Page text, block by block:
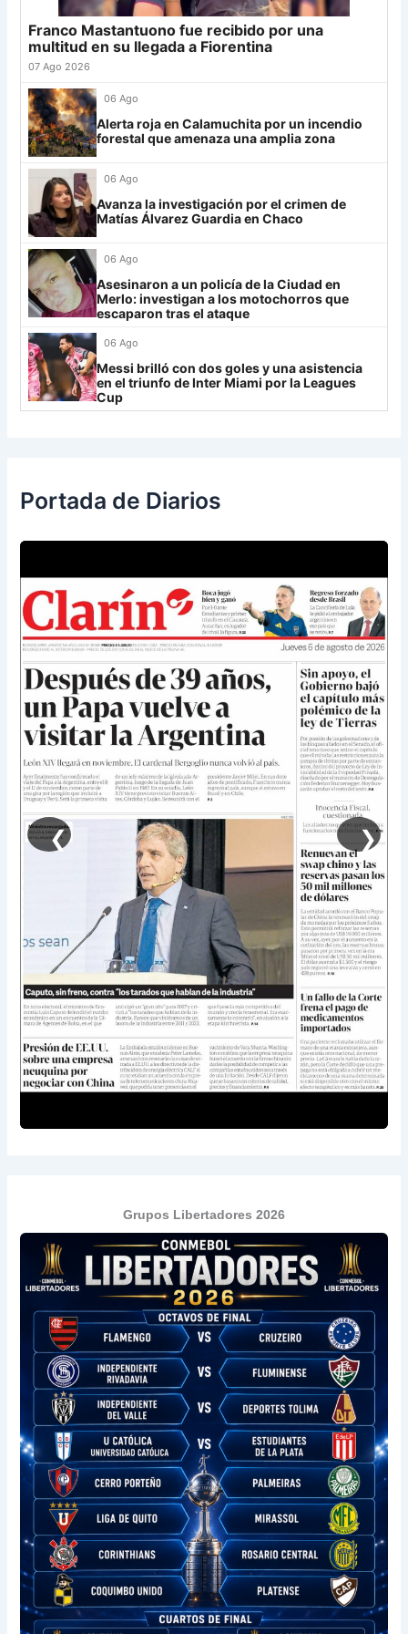
Grupo G
Mirassol
Lanús
Always Ready
Grupo H
IDV
Rosario Central
UCV FC
Newell's 18 -12 18
26 Platense 18
27 Central Córdoba
28 Riestra
29 Aldosivi
30 Estudiantes RC 18 -21 8
Franco Mastantuono fue recibido por una
multitud en su llegada a Fiorentina
07 Ago 2026
06 Ago
Alerta roja en Calamuchita por un incendio
forestal que amenaza una amplia zona
06 Ago
Avanza la investigación por el crimen de
Matías Álvarez Guardia en Chaco
06 Ago
Asesinaron a un policía de la Ciudad en
Merlo: investigan a los motochorros que
escaparon tras el ataque
06 Ago
Messi brilló con dos goles y una asistencia
en el triunfo de Inter Miami por la Leagues
Cup
Portada de Diarios
❮ ❯
Grupos Libertadores 2026